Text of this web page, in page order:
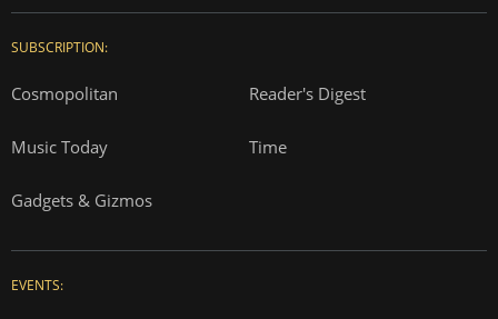
SUBSCRIPTION:
Cosmopolitan Reader's Digest
Music Today Time
Gadgets & Gizmos
EVENTS: